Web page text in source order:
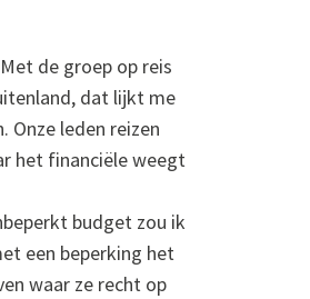
Met de groep op reis
dat lijkt me
Onze leden reizen
het financiële weegt
budget zou ik
een beperking het
waar ze recht op